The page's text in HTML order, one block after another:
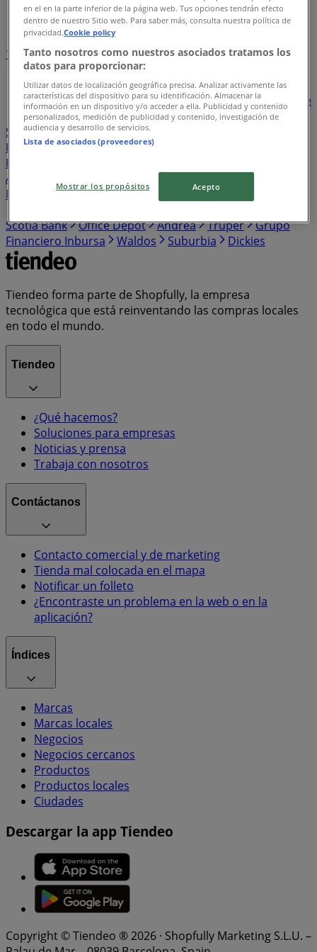
Índice de negocios en Ramos Arizpe
1 345
26
Bodega Aurrera
BBVA Bancomer Walmart
Banorte
Santander
Sam's Club
Farmacias Similares
Soriana Híper
Farmacias Guadalajara
Farmacias del Ahorro
HSBC
Estafeta
Azteca
OXXO Casa Ley Woolworth
Mercado
Del Sol Banamex Costco
Scotia Bank
Office Depot Andrea Truper
Grupo
Financiero Inbursa
Waldos Suburbia Dickies
Tiendeo forma parte de Shopfully, la empresa
tecnológica que está reinventando las compras locales
en todo el mundo.
Tiendeo
¿Qué hacemos?
Soluciones para empresas
Noticias y prensa
Trabaja con nosotros
Contáctanos
Contacto comercial y de marketing
Tienda mal colocada en el mapa
Notificar un folleto
¿Encontraste un problema en la web o en la
aplicación?
Índices
Marcas
Marcas locales
Negocios
Negocios cercanos
Productos
Productos locales
Ciudades
Descargar la app Tiendeo
Copyright © Tiendeo ® 2026 · Shopfully Marketing S.L.U. –
en el en la parte inferior de la página web. Tus opciones tendrán efecto
dentro de nuestro Sitio web. Para saber más, consulta nuestra política de
privacidad.Cookie policy
Tanto nosotros como nuestros asociados tratamos los
datos para proporcionar:
Utilizar datos de localización geográfica precisa. Analizar activamente las
características del dispositivo para su identificación. Almacenar la
información en un dispositivo y/o acceder a ella. Publicidad y contenido
personalizados, medición de publicidad y contenido, investigación de
audiencia y desarrollo de servicios.
Lista de asociados (proveedores)
Mostrar los propósitos Acepto